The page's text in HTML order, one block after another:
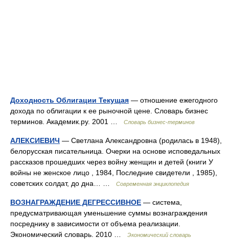
Доходность Облигации Текущая — отношение ежегодного
дохода по облигации к ее рыночной цене. Словарь бизнес
терминов. Академик.ру. 2001 …
Словарь бизнес-терминов
АЛЕКСИЕВИЧ — Светлана Александровна (родилась в 1948),
белорусская писательница. Очерки на основе исповедальных
рассказов прошедших через войну женщин и детей (книги У
войны не женское лицо , 1984, Последние свидетели , 1985),
советских солдат, до дна… …
Современная энциклопедия
ВОЗНАГРАЖДЕНИЕ ДЕГРЕССИВНОЕ — система,
предусматривающая уменьшение суммы вознаграждения
посреднику в зависимости от объема реализации.
Экономический словарь. 2010 …
Экономический словарь